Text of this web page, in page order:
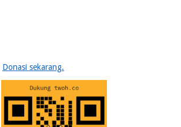
Donasi sekarang.